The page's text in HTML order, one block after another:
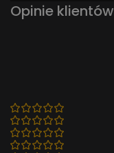
Opinie klientów